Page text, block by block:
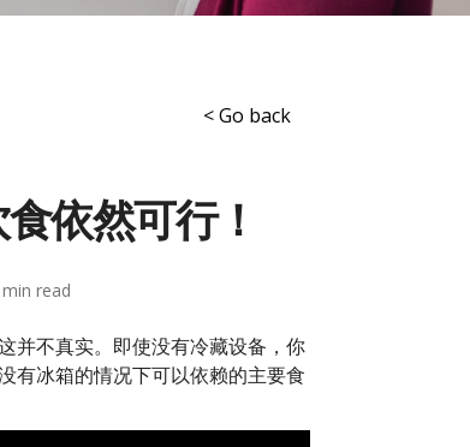
< Go back
依然可行！
并不真实。即使没有冷藏设备，你
有冰箱的情况下可以依赖的主要食